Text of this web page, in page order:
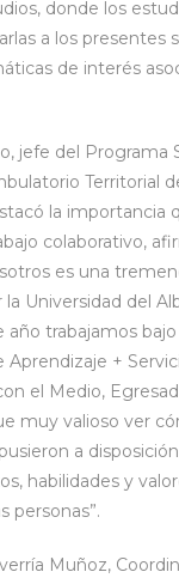
donde los
a los presentes
de interés
jefe del Programa
Territorial
la importancia
colaborativo,
es una
la Universidad del
año trabajamos bajo
Aprendizaje +
el Medio,
muy valioso ver
a
habilidades y
personas”.
Muñoz,